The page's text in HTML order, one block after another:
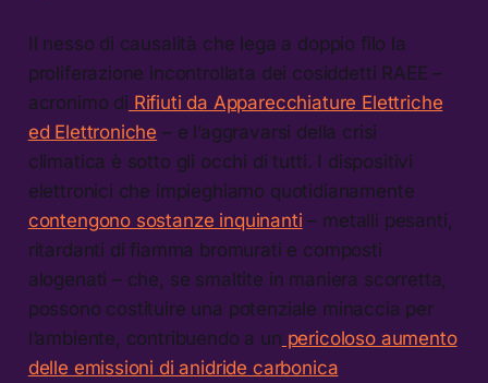
Il nesso di causalità che lega a doppio filo la
proliferazione incontrollata dei cosiddetti RAEE –
acronimo di Rifiuti da Apparecchiature Elettriche
ed Elettroniche – e l’aggravarsi della crisi
climatica è sotto gli occhi di tutti. I dispositivi
elettronici che impieghiamo quotidianamente
contengono sostanze inquinanti – metalli pesanti,
ritardanti di fiamma bromurati e composti
alogenati – che, se smaltite in maniera scorretta,
possono costituire una potenziale minaccia per
l’ambiente, contribuendo a un pericoloso aumento
delle emissioni di anidride carbonica